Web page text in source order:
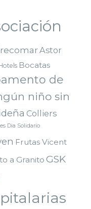
Astor
Bocatas
de
niño sin
Colliers
Dia Solidario
Frutas Vicent
a Granito GSK